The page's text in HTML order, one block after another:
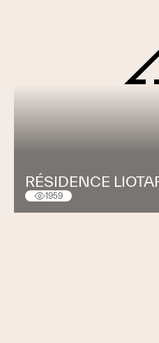
RÉSIDENCE
1959